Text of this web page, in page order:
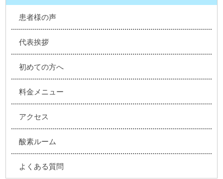
患者様の声
代表挨拶
初めての方へ
料金メニュー
アクセス
酸素ルーム
よくある質問